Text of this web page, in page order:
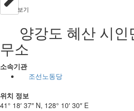
보기
양강도 혜산 시
무소
소속기관
조선노동당
위치 정보
41° 18′ 37″ N, 128° 10′ 30″ E